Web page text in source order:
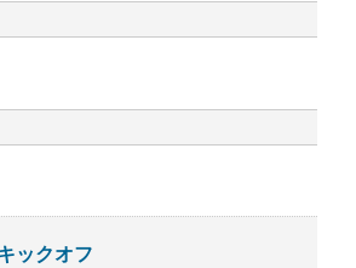
ックオフ